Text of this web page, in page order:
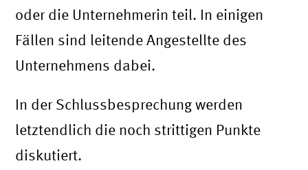
oder die Unternehmerin teil. In einigen
Fällen sind leitende Angestellte des
Unternehmens dabei.
In der Schlussbesprechung werden
letztendlich die noch strittigen Punkte
diskutiert.